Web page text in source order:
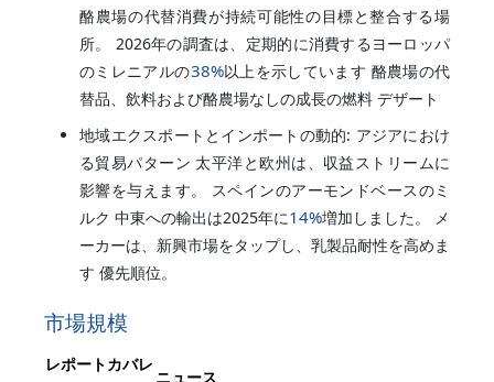
酪農場の代替消費が持続可能性の目標と整合する場
所。 2026年の調査は、定期的に消費するヨーロッパ
のミレニアルの38%以上を示しています 酪農場の代
替品、飲料および酪農場なしの成長の燃料 デザート
地域エクスポートとインポートの動的: アジアにおけ
る貿易パターン 太平洋と欧州は、収益ストリームに
影響を与えます。 スペインのアーモンドベースのミ
ルク 中東への輸出は2025年に14%増加しました。 メ
ーカーは、新興市場をタップし、乳製品耐性を高めま
す 優先順位。
市場規模
レポートカバレ
ニュース